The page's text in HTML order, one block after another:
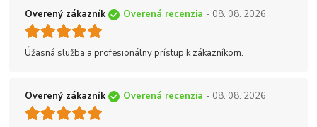
Overený zákazník Overená recenzia - 08. 08. 2026
Úžasná služba a profesionálny prístup k zákazníkom.
Overený zákazník Overená recenzia - 08. 08. 2026